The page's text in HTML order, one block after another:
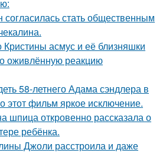
согласилась стать общественным
асмус и её близняшки
оживлённую реакцию
58-летнего Адама сэндлера в
этот фильм яркое исключение.
шпица откровенно рассказала о
ребёнка.
Джоли расстроила и даже